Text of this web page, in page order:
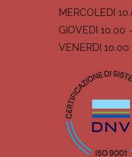
MERCOLEDI
GIOVEDI 10.00
VENERDI